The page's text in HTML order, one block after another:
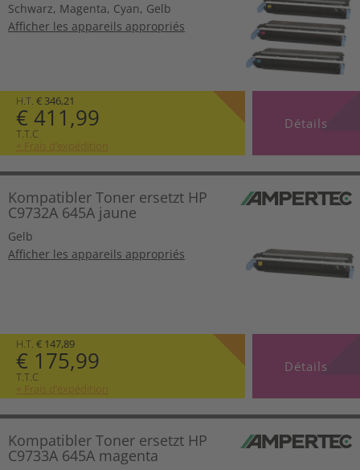
Schwarz, Magenta, Cyan, Gelb
Afficher les appareils appropriés
H.T. € 346,21
€ 411,99
T.T.C
+ Frais d’expédition
Détails
Kompatibler Toner ersetzt HP
C9732A 645A jaune
Gelb
Afficher les appareils appropriés
H.T. € 147,89
€ 175,99
T.T.C
+ Frais d’expédition
Détails
Kompatibler Toner ersetzt HP
C9733A 645A magenta